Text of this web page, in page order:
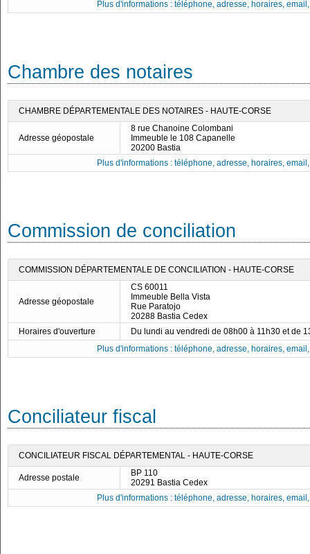
Plus d'informations : téléphone, adresse, horaires,
Chambre des notaires
CHAMBRE DÉPARTEMENTALE DES NOTAIRES - HAUTE-CORSE
Adresse géopostale
8 rue Chanoine Colombani
Immeuble le 108 Capanelle
20200 Bastia
Plus d'informations : téléphone, adresse, horaires,
Commission de conciliation
COMMISSION DÉPARTEMENTALE DE CONCILIATION - HAUTE-CORSE
Adresse géopostale
CS 60011
Immeuble Bella Vista
Rue Paratojo
20288 Bastia Cedex
Horaires d'ouverture
Du lundi au vendredi de 08h00 à 11h30 et de
Plus d'informations : téléphone, adresse, horaires,
Conciliateur fiscal
CONCILIATEUR FISCAL DÉPARTEMENTAL - HAUTE-CORSE
Adresse postale
BP 110
20291 Bastia Cedex
Plus d'informations : téléphone, adresse, horaires,